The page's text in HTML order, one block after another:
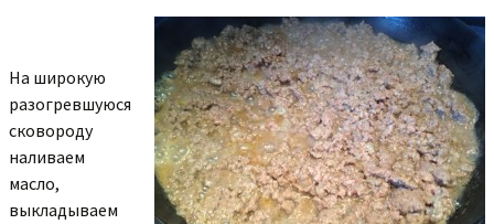
На широкую
разогревшуюся
сковороду
наливаем
масло,
выкладываем